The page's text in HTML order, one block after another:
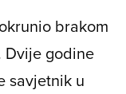
brakom
Dvije godine
savjetnik u